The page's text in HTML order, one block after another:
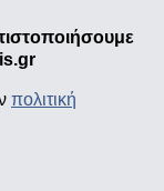
πολιτική